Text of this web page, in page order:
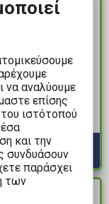
- Mario Drift
Μπρελόκ
10+
να αναλύουμε
επίσης
ιστότοπού
και την
συνδυάσουν
παράσχει
των